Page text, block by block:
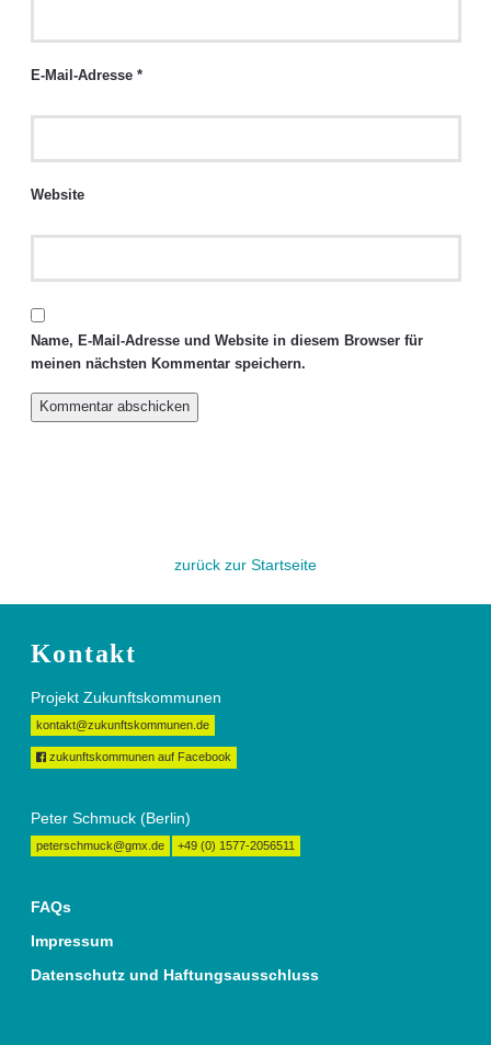
E-Mail-Adresse *
Website
Name, E-Mail-Adresse und Website in diesem Browser für
meinen nächsten Kommentar speichern.
zurück zur Startseite
Kontakt
Projekt Zukunftskommunen
kontakt@zukunftskommunen.de
zukunftskommunen auf Facebook
Peter Schmuck (Berlin)
peterschmuck@gmx.de +49 (0) 1577-2056511
FAQs
Impressum
Datenschutz und Haftungsausschluss